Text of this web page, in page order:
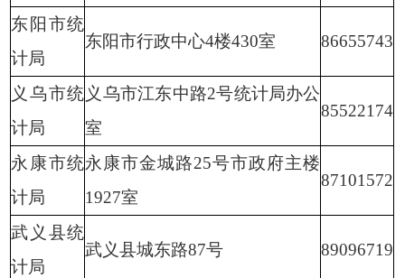
东阳市统
计局
东阳市行政中心4楼430室 86655743
义乌市统
计局
义乌市江东中路2号统计局办公
室
85522174
永康市统
计局
永康市金城路25号市政府主楼
1927室
87101572
武义县统
计局
武义县城东路87号 89096719